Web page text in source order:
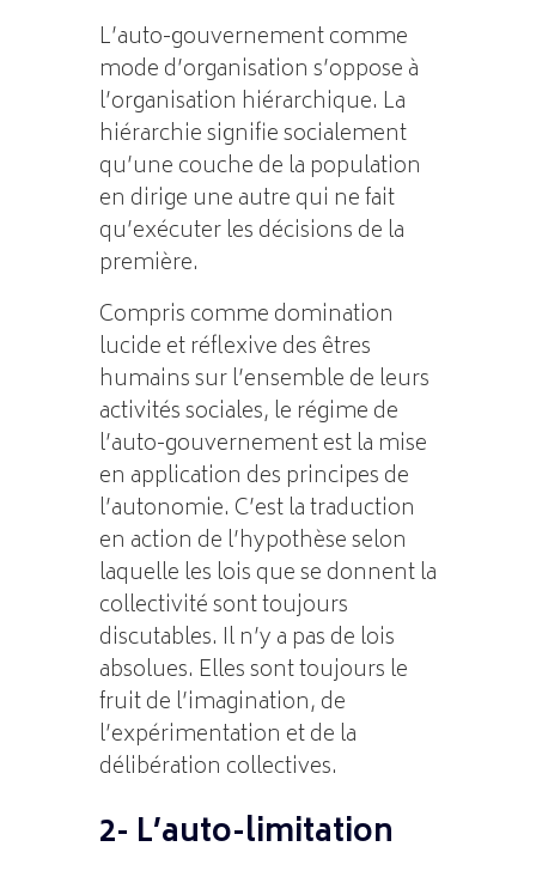
L’auto-gouvernement comme
mode d’organisation s’oppose à
l’organisation hiérarchique. La
hiérarchie signifie socialement
qu’une couche de la population
en dirige une autre qui ne fait
qu’exécuter les décisions de la
première.
Compris comme domination
lucide et réflexive des êtres
humains sur l’ensemble de leurs
activités sociales, le régime de
l’auto-gouvernement est la mise
en application des principes de
l’autonomie. C’est la traduction
en action de l’hypothèse selon
laquelle les lois que se donnent la
collectivité sont toujours
discutables. Il n’y a pas de lois
absolues. Elles sont toujours le
fruit de l’imagination, de
l’expérimentation et de la
délibération collectives.
2- L’auto-limitation